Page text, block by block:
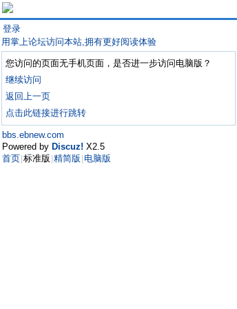
登录
用掌上论坛访问本站,拥有更好阅读体验
您访问的页面无手机页面，是否进一步访问电脑版？
继续访问
返回上一页
点击此链接进行跳转
bbs.ebnew.com
Powered by Discuz! X2.5
首页 标准版 精简版 电脑版